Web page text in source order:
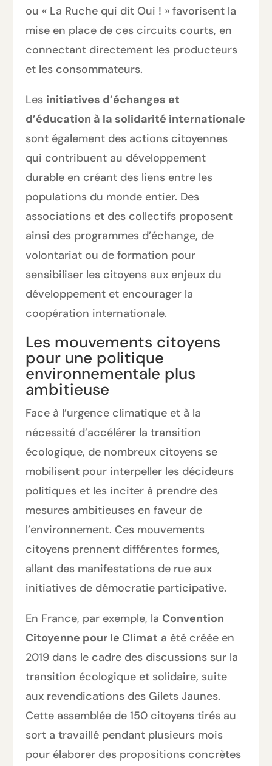
ou « La Ruche qui dit Oui ! » favorisent la
mise en place de ces circuits courts, en
connectant directement les producteurs
et les consommateurs.
Les initiatives d’échanges et
d’éducation à la solidarité internationale
sont également des actions citoyennes
qui contribuent au développement
durable en créant des liens entre les
populations du monde entier. Des
associations et des collectifs proposent
ainsi des programmes d’échange, de
volontariat ou de formation pour
sensibiliser les citoyens aux enjeux du
développement et encourager la
coopération internationale.
Les mouvements citoyens
pour une politique
environnementale plus
ambitieuse
Face à l’urgence climatique et à la
nécessité d’accélérer la transition
écologique, de nombreux citoyens se
mobilisent pour interpeller les décideurs
politiques et les inciter à prendre des
mesures ambitieuses en faveur de
l’environnement. Ces mouvements
citoyens prennent différentes formes,
allant des manifestations de rue aux
initiatives de démocratie participative.
En France, par exemple, la Convention
Citoyenne pour le Climat a été créée en
2019 dans le cadre des discussions sur la
transition écologique et solidaire, suite
aux revendications des Gilets Jaunes.
Cette assemblée de 150 citoyens tirés au
sort a travaillé pendant plusieurs mois
pour élaborer des propositions concrètes